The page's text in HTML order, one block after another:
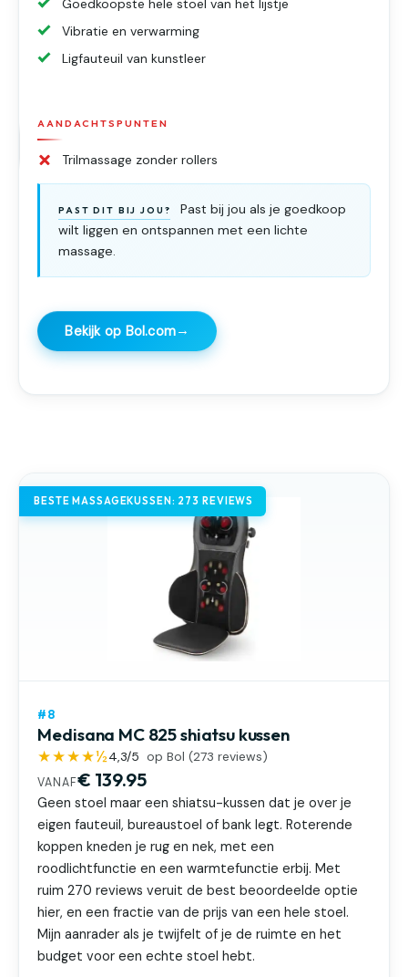
Goedkoopste hele stoel van het lijstje
Vibratie en verwarming
Ligfauteuil van kunstleer
AANDACHTSPUNTEN
Trilmassage zonder rollers
PAST DIT BIJ JOU?
Past bij jou als je goedkoop
wilt liggen en ontspannen met een lichte
massage.
Bekijk op Bol.com→
BESTE MASSAGEKUSSEN: 273 REVIEWS
#8
Medisana MC 825 shiatsu kussen
★★★★½4,3/5 op Bol (273 reviews)
VANAF€ 139.95
Geen stoel maar een shiatsu-kussen dat je over je
eigen fauteuil, bureaustoel of bank legt. Roterende
koppen kneden je rug en nek, met een
roodlichtfunctie en een warmtefunctie erbij. Met
ruim 270 reviews veruit de best beoordeelde optie
hier, en een fractie van de prijs van een hele stoel.
Mijn aanrader als je twijfelt of je de ruimte en het
budget voor een echte stoel hebt.